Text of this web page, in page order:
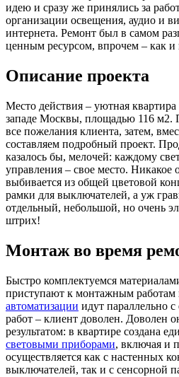
идею и сразу же принялись за
организации освещения, аудио и
интернета. Ремонт был в самом
ценным ресурсом, впрочем – как и
Описание проекта
Место действия – уютная квартира
западе Москвы, площадью 116 м2.
все пожелания клиента, затем,
составляем подробный проект.
казалось бы, мелочей: каждому
управления – свое место. Никакое
выбивается из общей цветовой
рамки для выключателей, а уж
отдельный, небольшой, но очень
штрих!
Монтаж во время
Быстро комплектуемся
приступают к монтажным работам
автоматизации идут параллельно
работ – клиент доволен. Доволен
результатом: в квартире создана
световыми приборами, включая и
осуществляется как с настенных
выключателей, так и с сенсорной